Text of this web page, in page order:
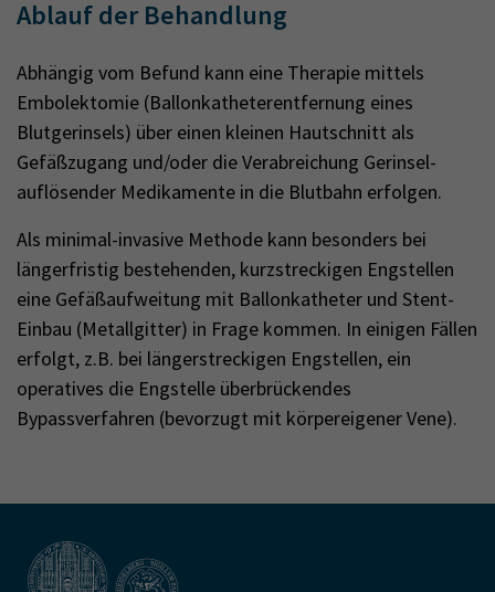
Ablauf der Behandlung
Abhängig vom Befund kann eine Therapie mittels
Embolektomie (Ballonkatheterentfernung eines
Blutgerinsels) über einen kleinen Hautschnitt als
Gefäßzugang und/oder die Verabreichung Gerinsel-
auflösender Medikamente in die Blutbahn erfolgen.
Als minimal-invasive Methode kann besonders bei
längerfristig bestehenden, kurzstreckigen Engstellen
eine Gefäßaufweitung mit Ballonkatheter und Stent-
Einbau (Metallgitter) in Frage kommen. In einigen Fällen
erfolgt, z.B. bei längerstreckigen Engstellen, ein
operatives die Engstelle überbrückendes
Bypassverfahren (bevorzugt mit körpereigener Vene).